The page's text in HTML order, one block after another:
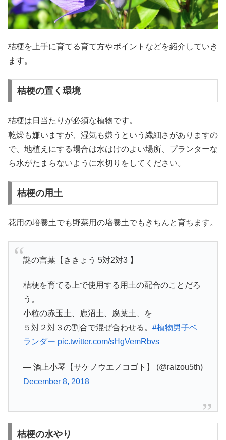
桔梗を上手に育てる育て方やポイントなどを紹介していき
ます。
桔梗の置く環境
桔梗は日当たりが必須な植物です。
乾燥も嫌いますが、湿気も嫌うという繊細さがありますの
で、地植えにする場合は水はけのよい場所、プランターな
ら水がたまらないように水切りをしてください。
桔梗の用土
花用の培養土でも野菜用の培養土でもきちんと育ちます。
謎の言葉【ききょう 5対2対3 】
桔梗を育てる上で使用する用土の配合のことだろ
う。
小粒の赤玉土、鹿沼土、腐葉土、を
５対２対３の割合で混ぜ合わせる。 #植物男子ベ
ランダー pic.twitter.com/sHgVemRbvs
— 酒上小琴【サケノウエノコゴト】 (@raizou5th)
December 8, 2018
桔梗の水やり